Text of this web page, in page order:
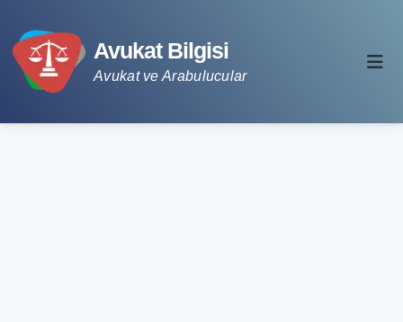
Avukat Bilgisi
Avukat ve Arabulucular